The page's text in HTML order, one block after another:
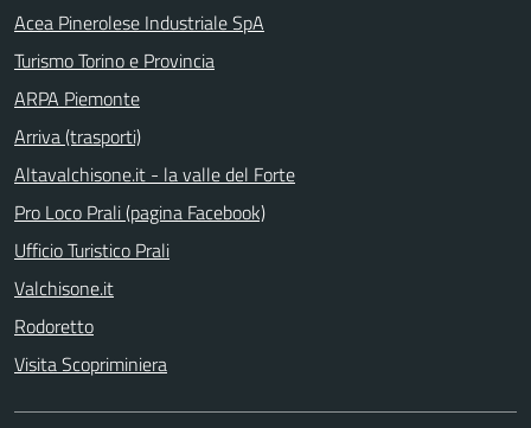
Acea Pinerolese Industriale SpA
Turismo Torino e Provincia
ARPA Piemonte
Arriva (trasporti)
Altavalchisone.it - la valle del Forte
Pro Loco Prali (pagina Facebook)
Ufficio Turistico Prali
Valchisone.it
Rodoretto
Visita Scopriminiera